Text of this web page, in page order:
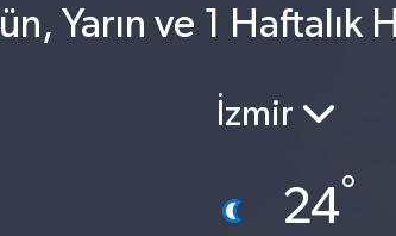
Yarın ve 1 Haftalık
İzmir
24°